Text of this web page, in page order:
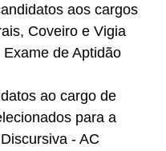
aos cargos
Coveiro e Vigia
de Aptidão
ao cargo de
para a
- AC